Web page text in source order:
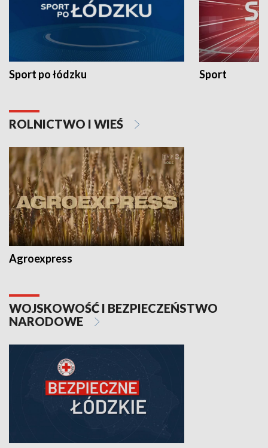
Sport po łódzku Sport
ROLNICTWO I WIEŚ
Agroexpress
WOJSKOWOŚĆ I BEZPIECZEŃSTWO
NARODOWE